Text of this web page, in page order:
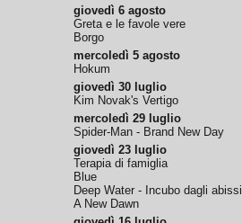
giovedì 6 agosto
Greta e le favole vere
Borgo
mercoledì 5 agosto
Hokum
giovedì 30 luglio
Kim Novak's Vertigo
mercoledì 29 luglio
Spider-Man - Brand New Day
giovedì 23 luglio
Terapia di famiglia
Blue
Deep Water - Incubo dagli abissi
A New Dawn